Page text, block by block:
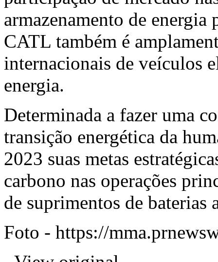
armazenamento de
CATL também é
internacionais de veículos
energia.
Determinada a fazer uma
transição energética da
2023 suas metas
carbono nas operações
de suprimentos de baterias
Foto - https://